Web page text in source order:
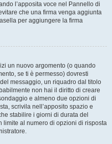
l’apposita voce nel Pannello di
che una firma venga aggiunta
per aggiungere la firma
un nuovo argomento (o quando
se ti è permesso) dovresti
messaggio, un riquadro dal titolo
non hai il diritto di creare
e almeno due opzioni di
scrivila nell’apposito spazio e
stabilire i giorni di durata del
limite al numero di opzioni di risposta